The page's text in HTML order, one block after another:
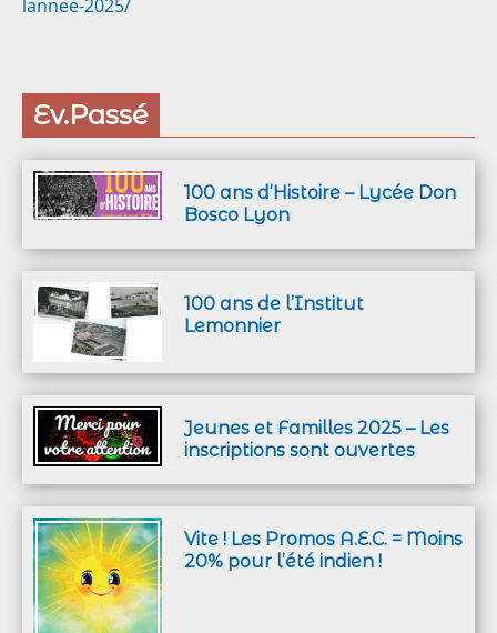
lannee-2025/
Ev.Passé
100 ans d’Histoire – Lycée Don
Bosco Lyon
100 ans de l’Institut
Lemonnier
Jeunes et Familles 2025 – Les
inscriptions sont ouvertes
Vite ! Les Promos A.E.C. = Moins
20% pour l’été indien !